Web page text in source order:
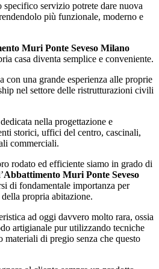
servizio potrete dare nuova
più funzionale, moderno e
Muri Ponte Seveso Milano
casa diventa semplice e conveniente.
con una grande esperienza alle proprie
nel settore delle ristrutturazioni civili
nella progettazione e
storici, uffici del centro, cascinali,
commerciali.
rodato ed efficiente siamo in grado di
Abbattimento Muri Ponte Seveso
di fondamentale importanza per
propria abitazione.
ad oggi davvero molto rara, ossia
artigianale pur utilizzando tecniche
materiali di pregio senza che questo